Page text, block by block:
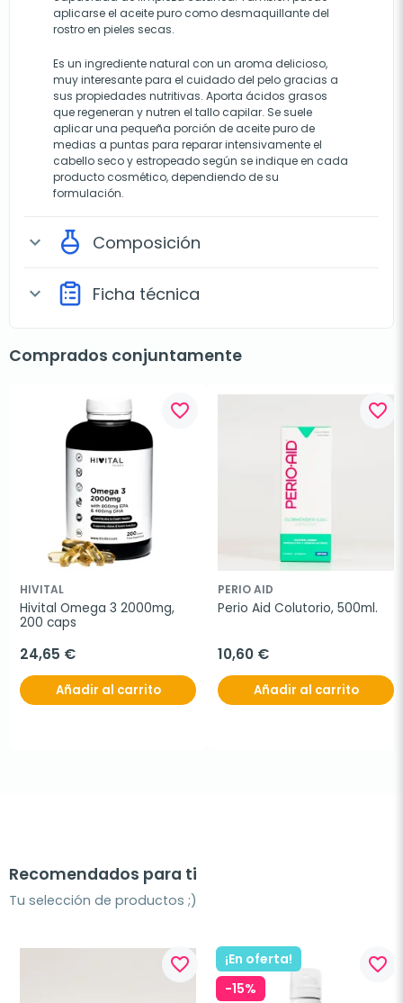
aplicarse el aceite puro como desmaquillante del
rostro en pieles secas.
Es un ingrediente natural con un aroma delicioso,
muy interesante para el cuidado del pelo gracias a
sus propiedades nutritivas. Aporta ácidos grasos
que regeneran y nutren el tallo capilar. Se suele
aplicar una pequeña porción de aceite puro de
medias a puntas para reparar intensivamente el
cabello seco y estropeado según se indique en cada
producto cosmético, dependiendo de su
formulación.
expand_more Composición
expand_more Ficha técnica
Comprados conjuntamente
favorite_border
HIVITAL
Hivital Omega 3 2000mg,
200 caps
24,65 €
Añadir al carrito
favorite_border
PERIO AID
Perio Aid Colutorio, 500ml.
10,60 €
Añadir al carrito
Recomendados para ti
Tu selección de productos ;)
favorite_border
¡En oferta!
-15%
favorite_border